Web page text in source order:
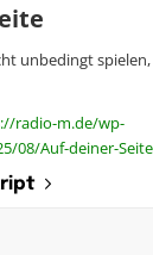
unbedingt
radio-m.de/wp-
08/Auf-deiner-